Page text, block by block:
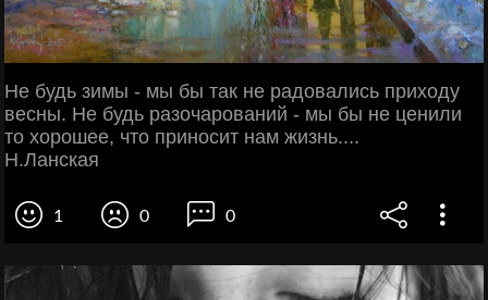
Не будь зимы - мы бы так не радовались приходу
весны. Не будь разочарований - мы бы не ценили
то хорошее, что приносит нам жизнь....
Н.Ланская
1 0 0